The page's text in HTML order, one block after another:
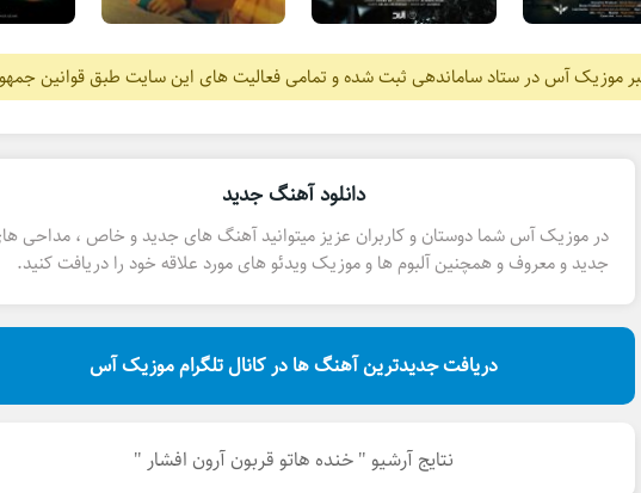
موزیک آس در ستاد ساماندهی ثبت شده و تمامی فعالیت های این سایت طبق قوانین
دانلود آهنگ جدید
در موزیک آس شما دوستان و کاربران عزیز میتوانید آهنگ های جدید و خاص ، مداحی
جدید و معروف و همچنین آلبوم ها و موزیک ویدئو های مورد علاقه خود را دریافت کنید.
دریافت جدیدترین آهنگ ها در کانال تلگرام موزیک آس
نتایج آرشیو " خنده هاتو قربون آرون افشار "